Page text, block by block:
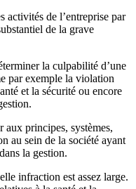
activités de l’entreprise par
de la grave
la culpabilité d’une
par exemple la violation
et la sécurité ou encore
aux principes, systèmes,
au sein de la société ayant
la gestion.
infraction est assez large.